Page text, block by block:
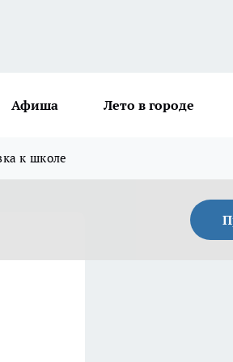
Афиша Лето в городе
к школе